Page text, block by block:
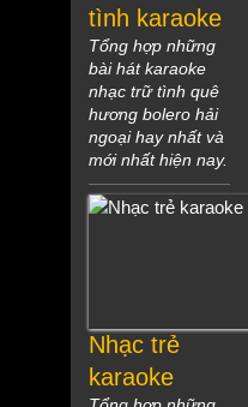
tình karaoke
Tổng hợp những
bài hát karaoke
nhạc trữ tình quê
hương bolero hải
ngoại hay nhất và
mới nhất hiện nay.
Nhạc trẻ
karaoke